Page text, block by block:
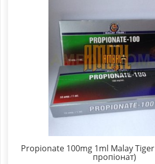
Propionate 100mg 1ml Malay Tiger
пропіонат)